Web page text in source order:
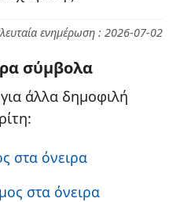
ενημέρωση : 2026-07-02
σύμβολα
άλλα δημοφιλή
στα όνειρα
στα όνειρα